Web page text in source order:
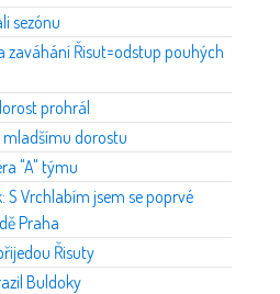
sezónu
zaváhání Řisut=odstup pouhých
prohrál
mladšímu dorostu
"A" týmu
S Vrchlabím jsem se poprvé
Praha
Řisuty
Buldoky